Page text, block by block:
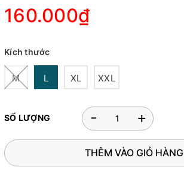
160.000₫
Kích thước
M L XL XXL
SỐ LƯỢNG +
-
THÊM VÀO GIỎ HÀNG